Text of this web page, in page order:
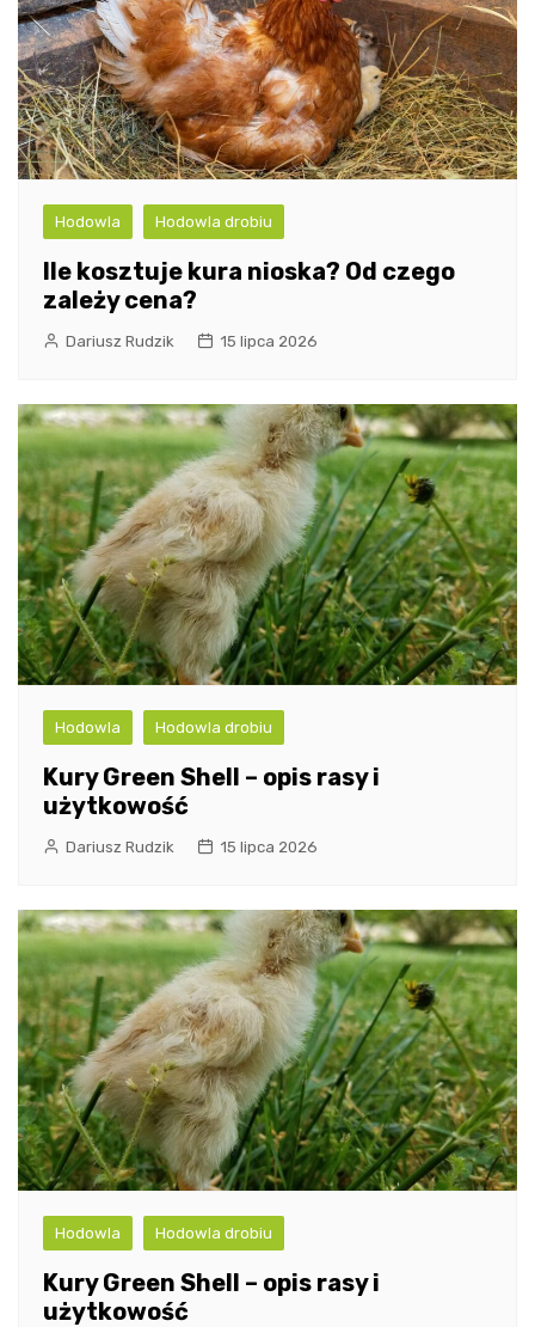
Hodowla Hodowla drobiu
Ile kosztuje kura nioska? Od czego
zależy cena?
Dariusz Rudzik 15 lipca 2026
Hodowla Hodowla drobiu
Kury Green Shell – opis rasy i
użytkowość
Dariusz Rudzik 15 lipca 2026
Hodowla Hodowla drobiu
Kury Green Shell – opis rasy i
użytkowość